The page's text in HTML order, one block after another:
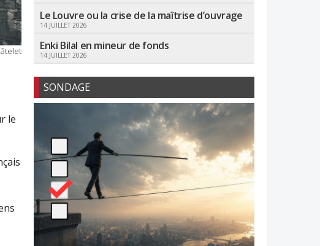
le
Le Louvre ou la crise de la maîtrise d’ouvrage
14 JUILLET 2026
Enki Bilal en mineur de fonds
14 JUILLET 2026
SONDAGE